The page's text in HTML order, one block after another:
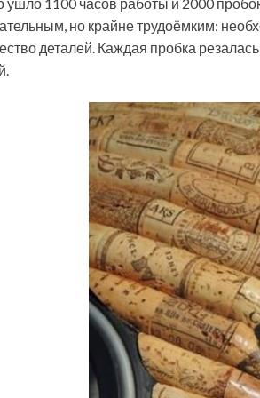
но крайне трудоёмким:
деталей. Каждая пробка